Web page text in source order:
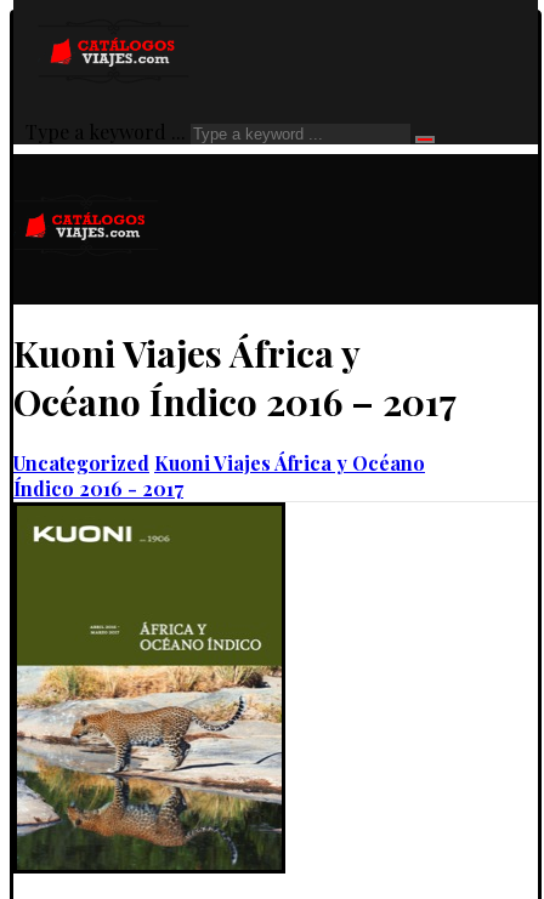
Type a keyword ...
Kuoni Viajes África y
Océano Índico 2016 – 2017
Uncategorized Kuoni Viajes África y Océano
Índico 2016 - 2017